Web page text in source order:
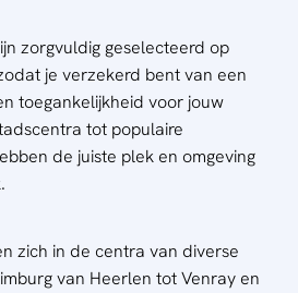
zorgvuldig geselecteerd op
je verzekerd bent van een
toegankelijkheid voor jouw
tot populaire
de juiste plek en omgeving
zich in de centra van diverse
van Heerlen tot Venray en